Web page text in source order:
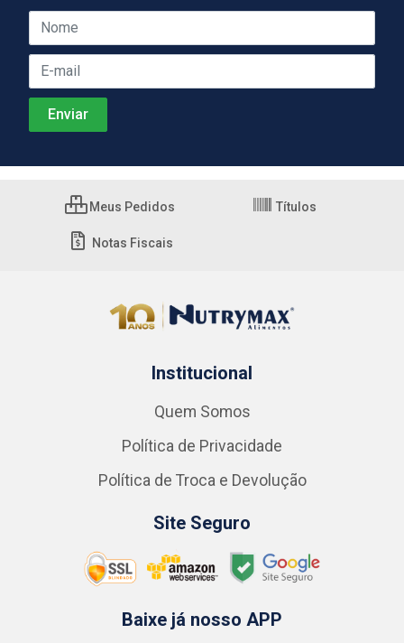
Meus Pedidos Títulos
Notas Fiscais
Institucional
Quem Somos
Política de Privacidade
Política de Troca e Devolução
Site Seguro
Baixe já nosso APP